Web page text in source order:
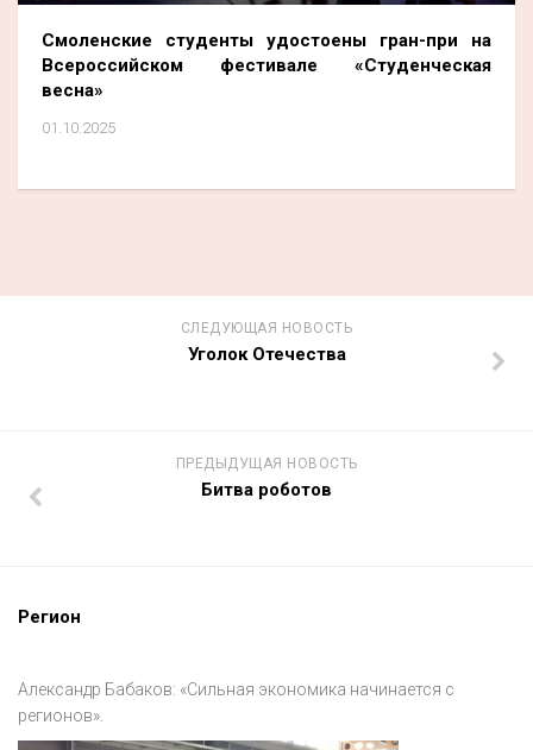
Смоленские студенты удостоены гран-при на
Всероссийском фестивале «Студенческая
весна»
01.10.2025
СЛЕДУЮЩАЯ НОВОСТЬ
Уголок Отечества
ПРЕДЫДУЩАЯ НОВОСТЬ
Битва роботов
Регион
Александр Бабаков: «Сильная экономика начинается с
регионов».